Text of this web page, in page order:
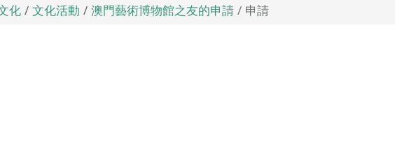
化 文化活動 澳門藝術博物館之友的申請 申請